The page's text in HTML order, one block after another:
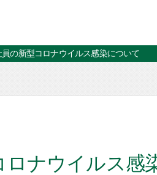
員の新型コロナウイルス感染について
ロナウイルス感